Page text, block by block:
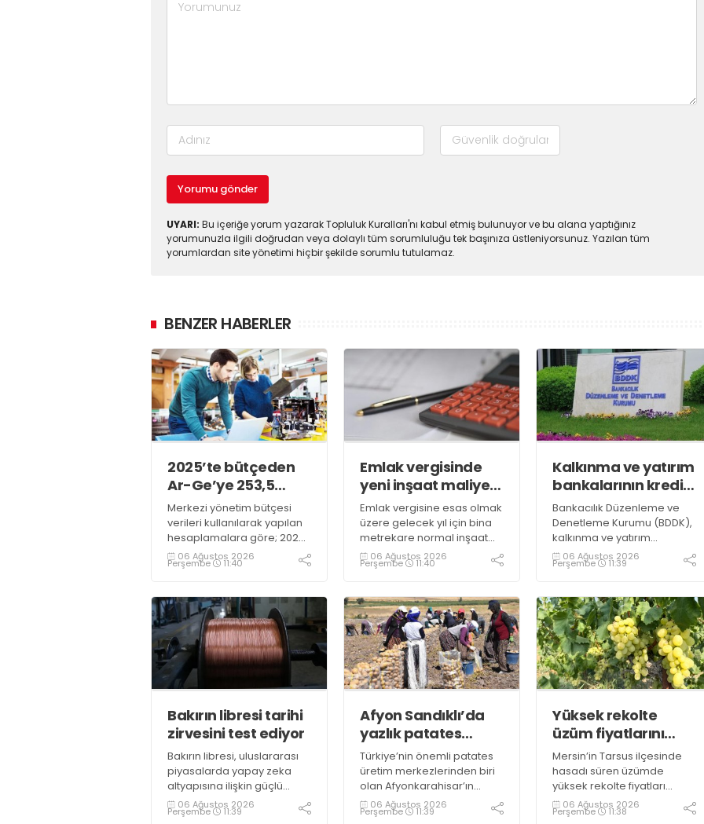
Yorumu gönder
UYARI: Bu içeriğe yorum yazarak Topluluk Kuralları'nı kabul etmiş bulunuyor ve bu alana yaptığınız
yorumunuzla ilgili doğrudan veya dolaylı tüm sorumluluğu tek başınıza üstleniyorsunuz. Yazılan tüm
yorumlardan site yönetimi hiçbir şekilde sorumlu tutulamaz.
BENZER HABERLER
2025’te bütçeden
Ar-Ge’ye 253,5
milyar lira harcandı
Merkezi yönetim bütçesi
verileri kullanılarak yapılan
hesaplamalara göre; 2025
yılında Ar-Ge faaliyetleri için
gerçekleştirilen harcama
oldu. Ar-Ge harcamalarının
merkezi yönetim bütçesi
içerisindeki oranı yüzde 1,58
oldu
06 Ağustos 2026
Perşembe 11:40
Emlak vergisinde
yeni inşaat maliyet
bedelleri belirlendi
Emlak vergisine esas olmak
üzere gelecek yıl için bina
metrekare normal inşaat
maliyet bedelleri,
meskenler açısından 604,1
arasında değişecek
06 Ağustos 2026
Perşembe 11:40
Kalkınma ve yatırım
bankalarının kredi
sınırlarında
değişiklik
Bankacılık Düzenleme ve
Denetleme Kurumu (BDDK),
kalkınma ve yatırım
bankalarının kredi sınırlarına
ilişkin düzenleme yaptı
06 Ağustos 2026
Perşembe 11:39
Bakırın libresi tarihi
zirvesini test ediyor
Bakırın libresi, uluslararası
piyasalarda yapay zeka
altyapısına ilişkin güçlü
yatırımlardan kaynaklı
yoğun talep ve yenilenebilir
06 Ağustos 2026
Perşembe 11:39
Afyon Sandıklı’da
yazlık patates
hasadı
Türkiye’nin önemli patates
üretim merkezlerinden biri
olan Afyonkarahisar’ın
Sandıklı ilçesinde yazlık
patates sökümü başlarken,
06 Ağustos 2026
Perşembe 11:39
Yüksek rekolte
üzüm fiyatlarını
düşürdü
Mersin’in Tarsus ilçesinde
hasadı süren üzümde
yüksek rekolte fiyatları
düşürdü. Üzümün bağda
kilogramının 10-15 liraya
06 Ağustos 2026
Perşembe 11:38